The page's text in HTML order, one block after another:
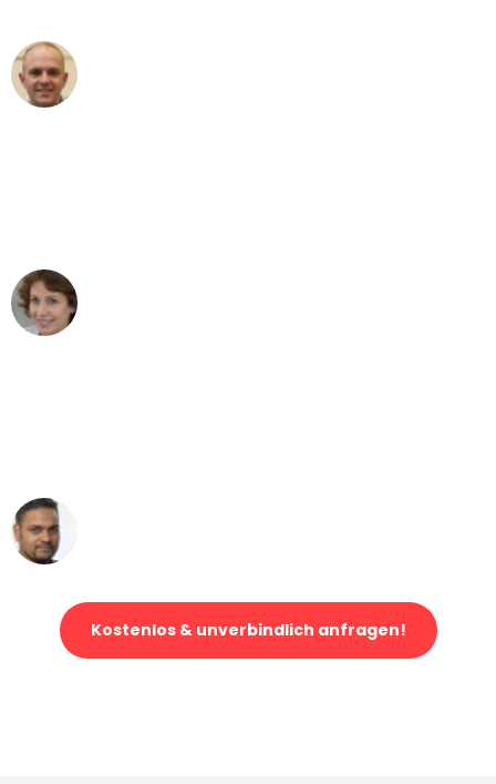
Kostenlos & unverbindlich anfragen!